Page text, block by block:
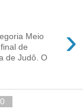
›
Meio
de
de Judô. O